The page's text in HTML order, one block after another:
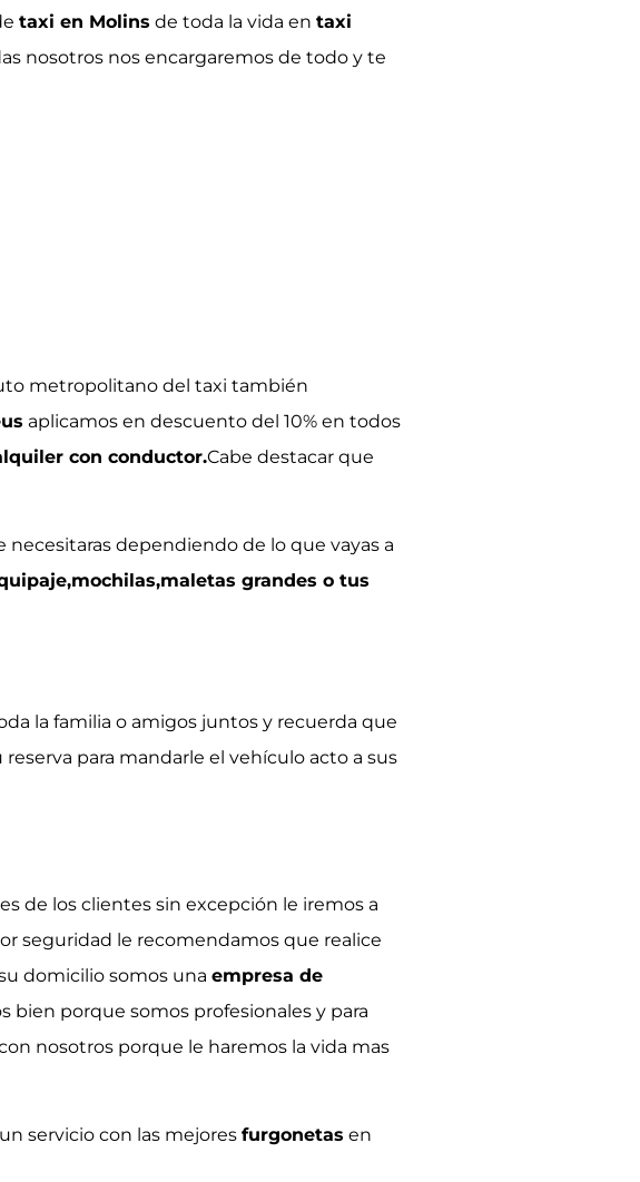
taxi en Molins de toda la vida en taxi
nosotros nos encargaremos de todo y te
metropolitano del taxi también
aplicamos en descuento del 10% en todos
con conductor.Cabe destacar que
dependiendo de lo que vayas a
grandes o tus
la familia o amigos juntos y recuerda que
para mandarle el vehículo acto a sus
de los clientes sin excepción le iremos a
seguridad le recomendamos que realice
domicilio somos una empresa de
bien porque somos profesionales y para
nosotros porque le haremos la vida mas
servicio con las mejores furgonetas en